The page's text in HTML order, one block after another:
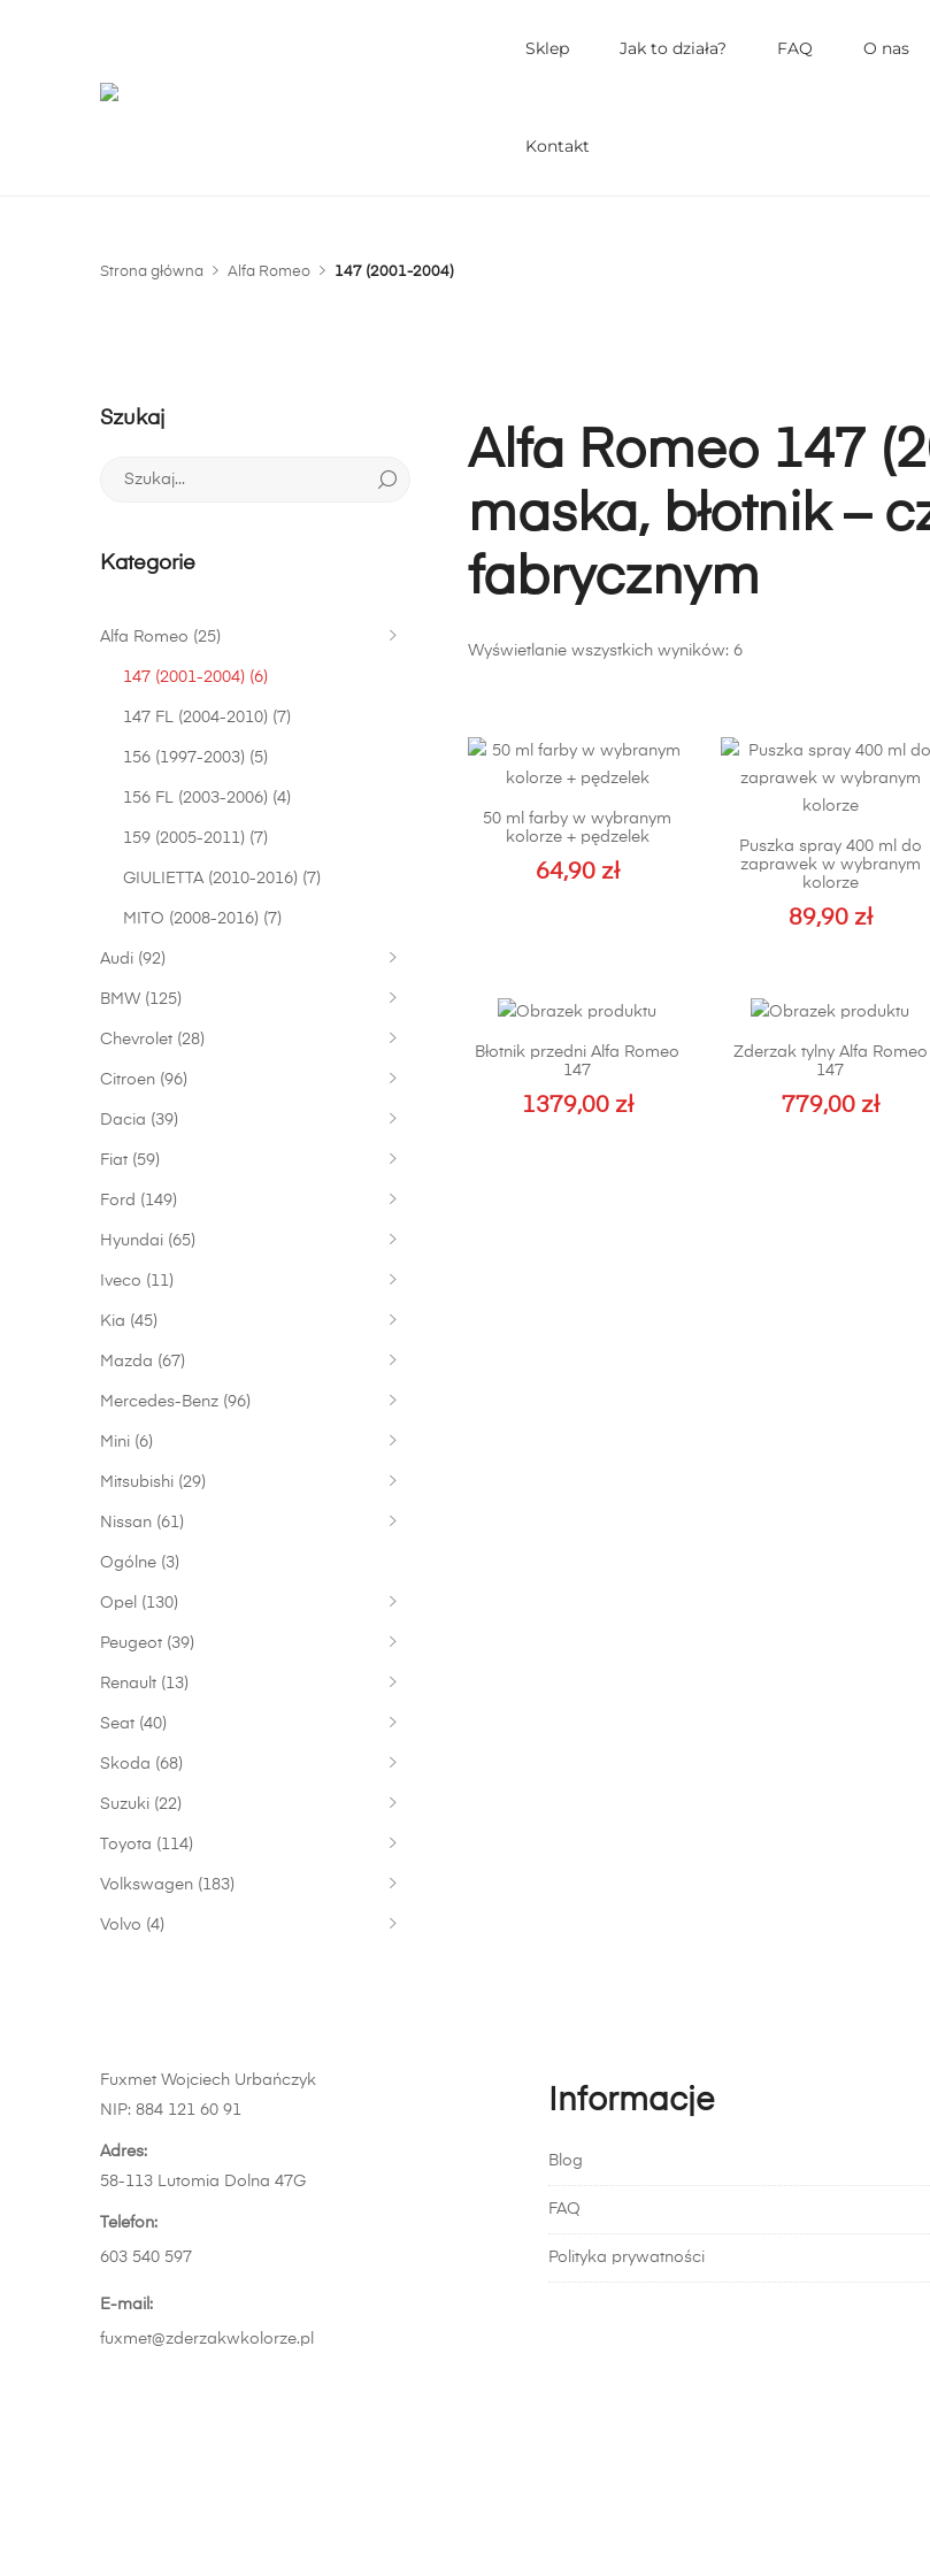
menuSklep Jak to działa? FAQ O nas
Kontakt
Strona główna Alfa Romeo 147 (2001-2004)
Alfa Romeo 147
maska, błotnik –
fabrycznym
Wyświetlanie wszystkich wyników: 6Posortowane
50 ml farby w wybranym
kolorze + pędzelek
64,90 zł
Puszka spray 400 ml do
zaprawek w wybranym
kolorze
89,90 zł
Błotnik przedni Alfa Romeo
147
1379,00 zł
Zderzak tylny Alfa Romeo
147
779,00 zł
Szukaj
Szukaj:
Kategorie
Alfa Romeo (25)
147 (2001-2004) (6)
147 FL (2004-2010) (7)
156 (1997-2003) (5)
156 FL (2003-2006) (4)
159 (2005-2011) (7)
GIULIETTA (2010-2016) (7)
MITO (2008-2016) (7)
Audi (92)
BMW (125)
Chevrolet (28)
Citroen (96)
Dacia (39)
Fiat (59)
Ford (149)
Hyundai (65)
Iveco (11)
Kia (45)
Mazda (67)
Mercedes-Benz (96)
Mini (6)
Mitsubishi (29)
Nissan (61)
Ogólne (3)
Opel (130)
Peugeot (39)
Renault (13)
Seat (40)
Skoda (68)
Suzuki (22)
Toyota (114)
Volkswagen (183)
Volvo (4)
Fuxmet Wojciech Urbańczyk
NIP: 884 121 60 91
Adres:
58-113 Lutomia Dolna 47G
Telefon:
603 540 597
E-mail:
fuxmet@zderzakwkolorze.pl
Informacje
Blog
FAQ
Polityka prywatności